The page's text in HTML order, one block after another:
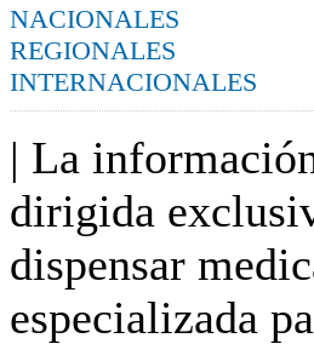
NACIONALES
REGIONALES
INTERNACIONALES
| La
dirigida
dispensar
especializada